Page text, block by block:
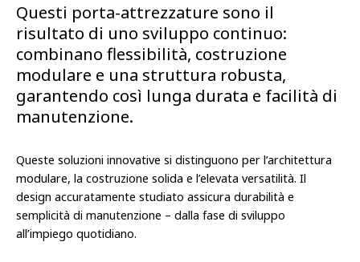
Questi porta-attrezzature sono il
risultato di uno sviluppo continuo:
combinano flessibilità, costruzione
modulare e una struttura robusta,
garantendo così lunga durata e facilità di
manutenzione.
Queste soluzioni innovative si distinguono per l’architettura
modulare, la costruzione solida e l’elevata versatilità. Il
design accuratamente studiato assicura durabilità e
semplicità di manutenzione – dalla fase di sviluppo
all’impiego quotidiano.